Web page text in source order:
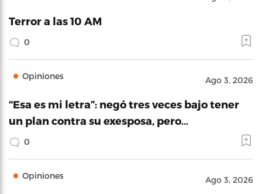
Terror a las 10 AM
0
Opiniones Ago 3, 2026
“Esa es mi letra”: negó tres veces bajo tener
un plan contra su exesposa, pero…
0
Opiniones Ago 3, 2026